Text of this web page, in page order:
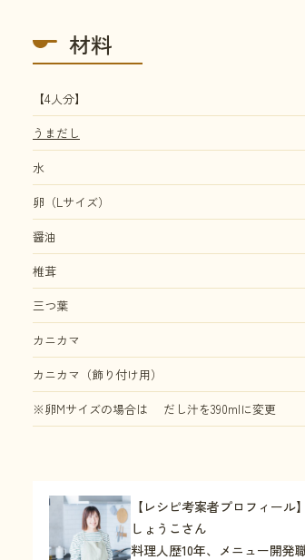
材料
【4人分】
うまだし
水
卵（Lサイズ）
醤油
椎茸
三つ葉
カニカマ
カニカマ（飾り付け用）
※卵Mサイズの場合は だし汁を390mlに変更
【レシピ考案者プロフィール】
しょうこさん
料理人歴10年、メニュー開発